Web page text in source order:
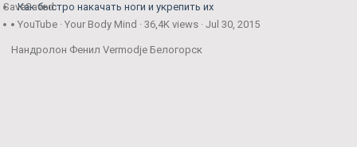
Как быстро накачать ноги и укрепить их
YouTube · Your Body Mind · 36,4K views · Jul 30, 2015
SaveSaved
Нандролон Фенил Vermodje Белогорск